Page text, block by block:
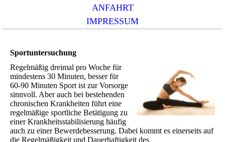
ANFAHRT
IMPRESSUM
Sportuntersuchung
Regelmäßig dreimal pro Woche für
mindestens 30 Minuten, besser für
60-90 Minuten Sport ist zur Vorsorge
sinnvoll. Aber auch bei bestehenden
chronischen Krankheiten führt eine
regelmäßige sportliche Betätigung zu
einer Krankheitsstabilisierung häufig
auch zu einer Bewerdebesserung. Dabei kommt es einerseits auf
die Regelmäßigkeit und Dauerhaftigkeit des